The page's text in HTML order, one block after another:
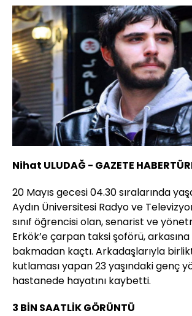
Nihat ULUDAĞ - GAZETE
20 Mayıs gecesi 04.30 sıralarında
Aydın Üniversitesi Radyo ve
sınıf öğrencisi olan, senarist ve
Erkök’e çarpan taksi şoförü,
bakmadan kaçtı. Arkadaşlarıyla
kutlaması yapan 23 yaşındaki genç
hastanede hayatını kaybetti.
3 BİN SAATLİK GÖRÜNTÜ